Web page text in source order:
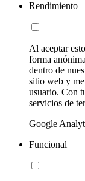
Rendimiento
Al aceptar
forma
dentro de
sitio web y
usuario. Con
servicios de
Google
Funcional